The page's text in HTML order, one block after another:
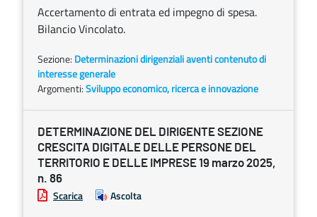
Accertamento di entrata ed impegno di spesa.
Bilancio Vincolato.
Sezione: Determinazioni dirigenziali aventi contenuto di
interesse generale
Argomenti:Sviluppo economico, ricerca e innovazione
DETERMINAZIONE DEL DIRIGENTE SEZIONE
CRESCITA DIGITALE DELLE PERSONE DEL
TERRITORIO E DELLE IMPRESE 19 marzo 2025,
n. 86
Scarica Ascolta